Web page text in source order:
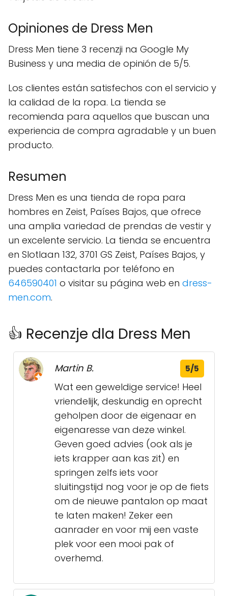
Opiniones de Dress Men
Dress Men tiene 3 recenzji na Google My
Business y una media de opinión de 5/5.
Los clientes están satisfechos con el servicio y
la calidad de la ropa. La tienda se
recomienda para aquellos que buscan una
experiencia de compra agradable y un buen
producto.
Resumen
Dress Men es una tienda de ropa para
hombres en Zeist, Países Bajos, que ofrece
una amplia variedad de prendas de vestir y
un excelente servicio. La tienda se encuentra
en Slotlaan 132, 3701 GS Zeist, Países Bajos, y
puedes contactarla por teléfono en
646590401 o visitar su página web en dress-
men.com.
👍 Recenzje dla Dress Men
Martin B. 5/5
Wat een geweldige service! Heel
vriendelijk, deskundig en oprecht
geholpen door de eigenaar en
eigenaresse van deze winkel.
Geven goed advies (ook als je
iets krapper aan kas zit) en
springen zelfs iets voor
sluitingstijd nog voor je op de fiets
om de nieuwe pantalon op maat
te laten maken! Zeker een
aanrader en voor mij een vaste
plek voor een mooi pak of
overhemd.